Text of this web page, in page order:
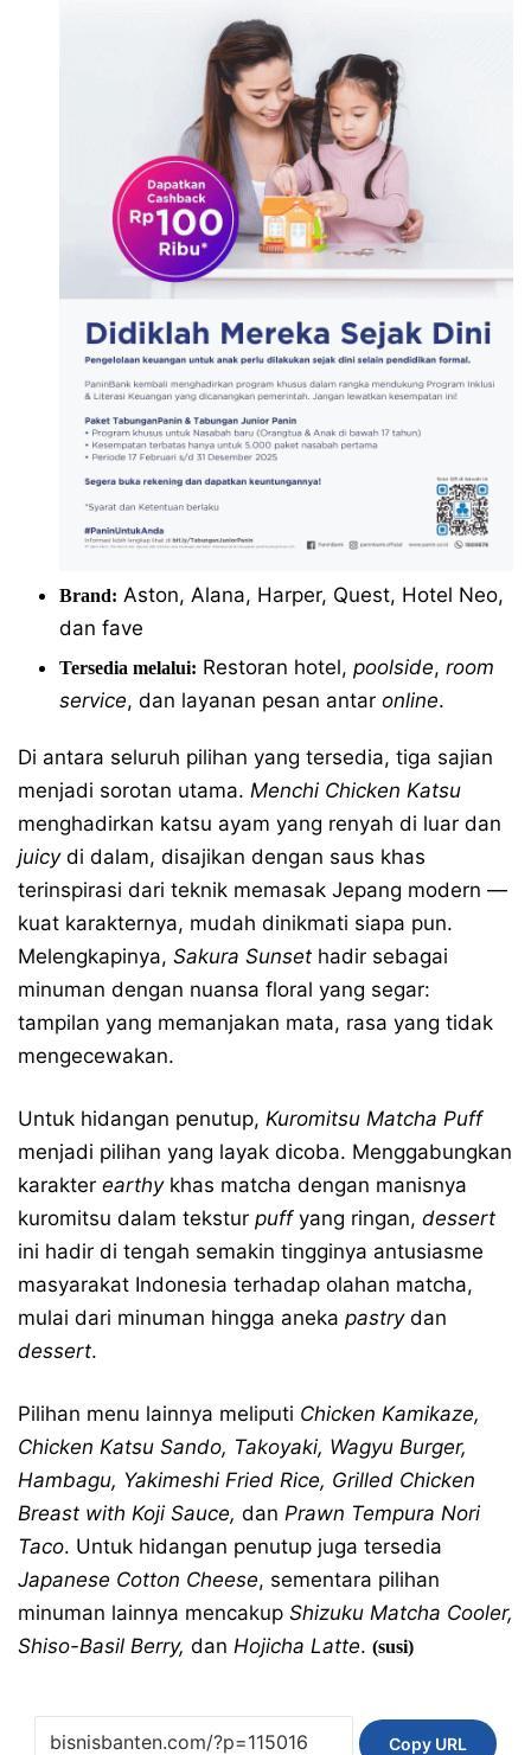
Brand: Aston, Alana, Harper, Quest, Hotel Neo,
dan fave
Tersedia melalui: Restoran hotel, poolside, room
service, dan layanan pesan antar online.
Di antara seluruh pilihan yang tersedia, tiga sajian
menjadi sorotan utama. Menchi Chicken Katsu
menghadirkan katsu ayam yang renyah di luar dan
juicydi dalam, disajikan dengan saus khas
terinspirasi dari teknik memasak Jepang modern —
kuat karakternya, mudah dinikmati siapa pun.
Melengkapinya, Sakura Sunset hadir sebagai
minuman dengan nuansa floral yang segar:
tampilan yang memanjakan mata, rasa yang tidak
mengecewakan.
Untuk hidangan penutup, Kuromitsu Matcha Puff
menjadi pilihan yang layak dicoba. Menggabungkan
karakter earthykhas matcha dengan manisnya
kuromitsu dalam tekstur puffyang ringan, dessert
ini hadir di tengah semakin tingginya antusiasme
masyarakat Indonesia terhadap olahan matcha,
mulai dari minuman hingga aneka pastrydan
dessert.
Pilihan menu lainnya meliputi Chicken Kamikaze,
Chicken Katsu Sando, Takoyaki, Wagyu Burger,
Hambagu, Yakimeshi Fried Rice, Grilled Chicken
Breast with Koji Sauce, dan Prawn Tempura Nori
Taco. Untuk hidangan penutup juga tersedia
Japanese Cotton Cheese, sementara pilihan
minuman lainnya mencakup Shizuku Matcha Cooler,
Shiso-Basil Berry, dan Hojicha Latte. (susi)
Copy URL